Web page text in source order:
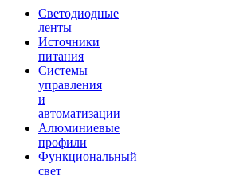
Светодиодные
ленты
Источники
питания
Системы
управления
и
автоматизации
Алюминиевые
профили
Функциональный
свет